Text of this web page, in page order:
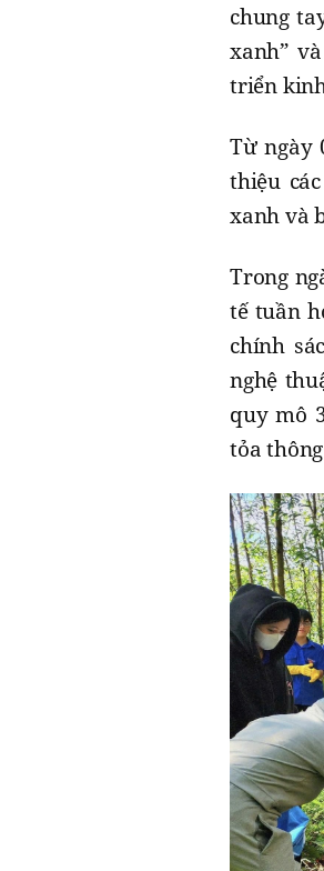
chung
xanh”
triển
Từ ngày
thiệu
xanh và
Trong
tế tuần
chính
nghệ
quy mô
tỏa